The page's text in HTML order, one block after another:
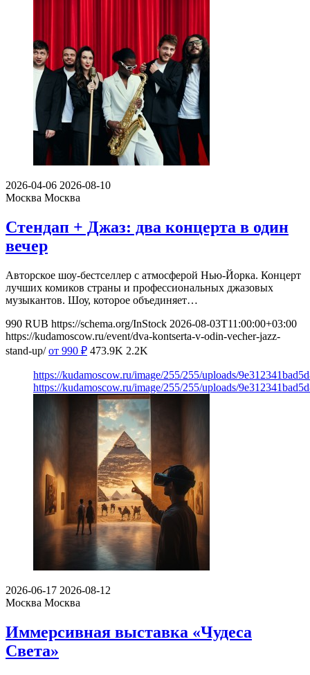
2026-04-06 2026-08-10
Москва Москва
Стендап + Джаз: два концерта в один
вечер
Авторское шоу-бестселлер с атмосферой Нью-Йорка. Концерт
лучших комиков страны и профессиональных джазовых
музыкантов. Шоу, которое объединяет…
990 RUB https://schema.org/InStock 2026-08-03T11:00:00+03:00
https://kudamoscow.ru/event/dva-kontserta-v-odin-vecher-jazz-
stand-up/ от 990 ₽ 473.9K 2.2K
https://kudamoscow.ru/image/255/255/uploads/
https://kudamoscow.ru/image/255/255/uploads/
2026-06-17 2026-08-12
Москва Москва
Иммерсивная выставка «Чудеса
Света»